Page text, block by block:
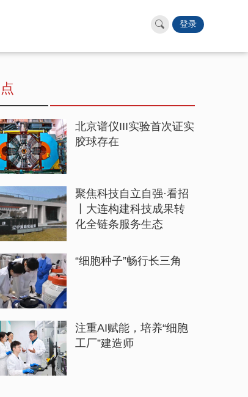
登录
北京谱仪III实验首次证实
胶球存在
聚焦科技自立自强·看招
丨大连构建科技成果转
化全链条服务生态
“细胞种子”畅行长三角
注重AI赋能，培养“细胞
工厂”建造师